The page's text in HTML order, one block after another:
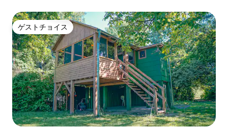
ゲストチョイス
ゲストチョイス